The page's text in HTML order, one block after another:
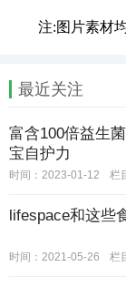
注:图片素材均
最近关注
富含100倍益生
宝自护力
时间：2023-01-12 栏
lifespace和这些
时间：2021-05-26 栏